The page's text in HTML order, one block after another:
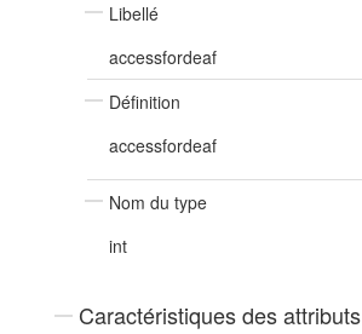
Libellé
accessfordeaf
Définition
accessfordeaf
Nom du type
int
Caractéristiques des attributs